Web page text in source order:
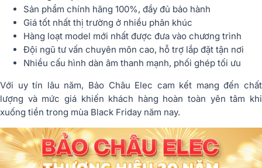
Sản phẩm chính hãng 100%, đầy đủ bảo hành
Giá tốt nhất thị trường ở nhiều phân khúc
Hàng loạt model mới nhất được đưa vào chương trình
Đội ngũ tư vấn chuyên môn cao, hỗ trợ lắp đặt tận nơi
Nhiều cấu hình dàn âm thanh mạnh, phối ghép tối ưu
Với uy tín lâu năm, Bảo Châu Elec cam kết mang đến chất
lượng và mức giá khiến khách hàng hoàn toàn yên tâm khi
xuống tiền trong mùa Black Friday năm nay.